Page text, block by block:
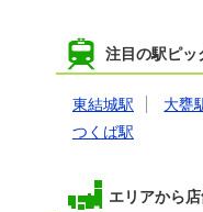
注目の駅ピッ
東結城駅 大甕
つくば駅
エリアから